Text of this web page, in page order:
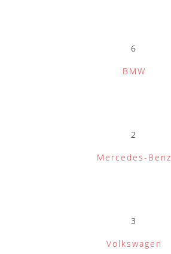
6
BMW
2
Mercedes-Benz
3
Volkswagen